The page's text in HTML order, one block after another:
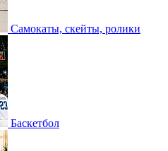
Самокаты, скейты, ролики
Баскетбол